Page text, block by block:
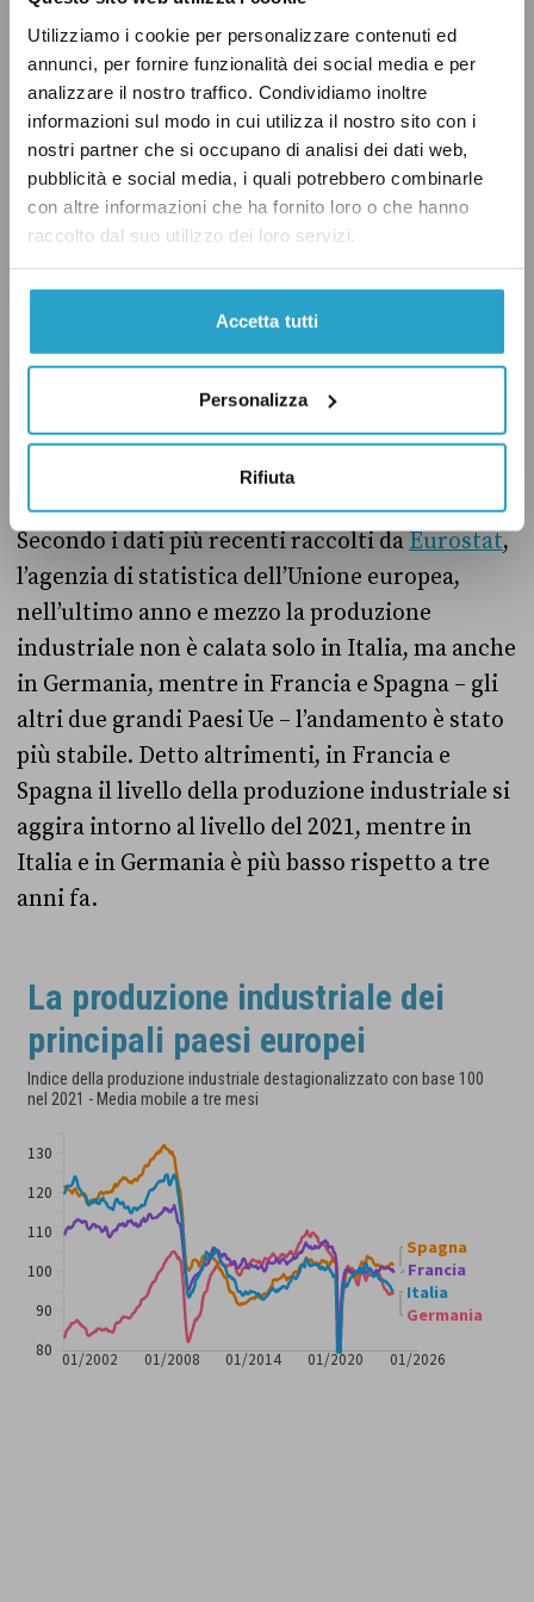
Utilizziamo i cookie per personalizzare contenuti ed
annunci, per fornire funzionalità dei social media e per
analizzare il nostro traffico. Condividiamo inoltre
informazioni sul modo in cui utilizza il nostro sito con i
nostri partner che si occupano di analisi dei dati web,
pubblicità e social media, i quali potrebbero combinarle
con altre informazioni che ha fornito loro o che hanno
raccolto dal suo utilizzo dei loro servizi.
Accetta tutti
Personalizza
Rifiuta
del quarto esecutivo Berlusconi, così come
durante i governi Renzi, Gentiloni e Draghi. I
cali più forti sono stati registrati a causa la
pandemia, durante il secondo governo Conte,
nella prima metà del quarto governo
Berlusconi, durante il primo governo Conte e
all’inizio del secondo governo Berlusconi.
Il Movimento 5 Stelle e Fratelli
d’Italia devono leggere meglio il Financial
Come va nel resto d’Europa
Secondo i dati più recenti raccolti daEurostat,
l’agenzia di statistica dell’Unione europea,
nell’ultimo anno e mezzo la produzione
industriale non è calata solo in Italia, ma anche
in Germania, mentre in Francia e Spagna – gli
altri due grandi Paesi Ue – l’andamento è stato
più stabile. Detto altrimenti, in Francia e
Spagna il livello della produzione industriale si
aggira intorno al livello del 2021, mentre in
Italia e in Germania è più basso rispetto a tre
anni fa.